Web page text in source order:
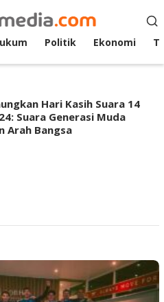
Politik Ekonomi
Hari Kasih Suara 14
Suara Generasi Muda
Arah Bangsa